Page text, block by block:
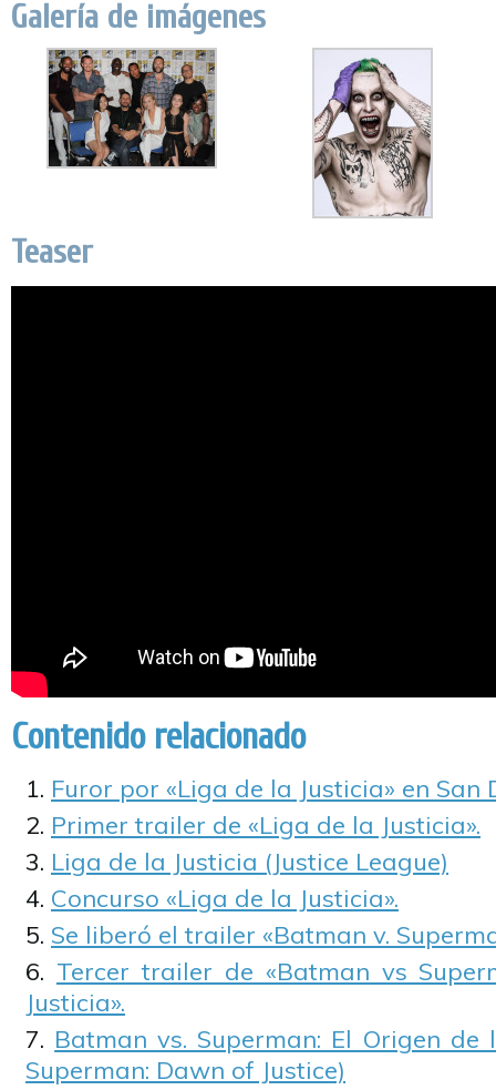
Galería de imágenes
Teaser
Contenido relacionado
Furor por «Liga de la Justicia» en San
Primer trailer de «Liga de la Justicia».
Liga de la Justicia (Justice League)
Concurso «Liga de la Justicia».
Se liberó el trailer «Batman v.
Tercer trailer de «Batman vs
Justicia».
Batman vs. Superman: El Origen
Superman: Dawn of Justice)